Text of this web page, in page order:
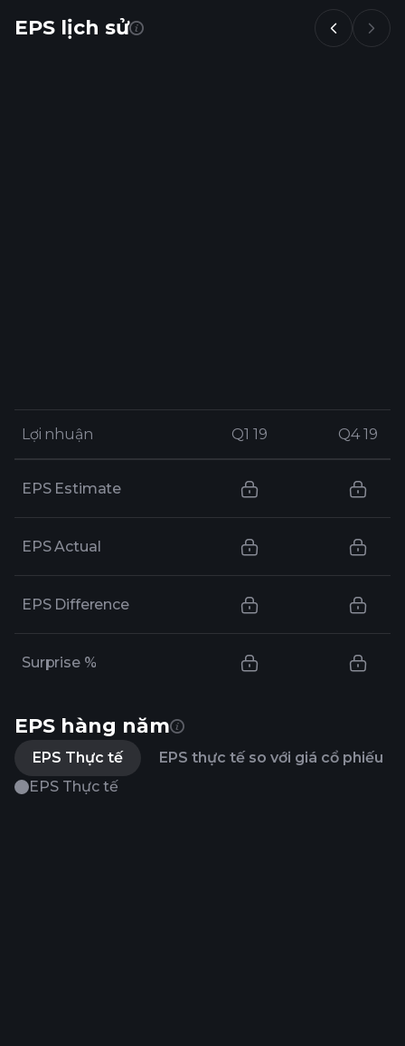
EPS lịch sử
Lợi nhuận Q1 19 Q4 19
Lợi nhuận Q1 19 Q4 19
EPS Estimate
EPS Actual
EPS Difference
Surprise %
EPS hàng năm
EPS Thực tế
EPS thực tế so với giá cổ phiếu
EPS Thực tế